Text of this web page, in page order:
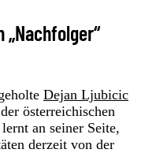
„Nachfolger“
Dejan Ljubicic
österreichischen
an seiner Seite,
derzeit von der